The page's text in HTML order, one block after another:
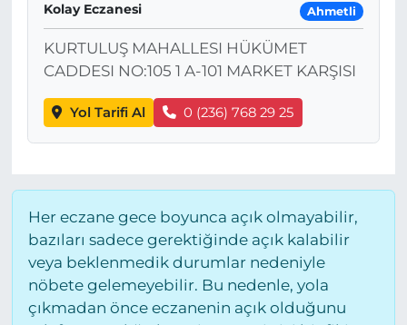
Kolay Eczanesi Ahmetli
KURTULUŞ MAHALLESI HÜKÜMET
CADDESI NO:105 1 A-101 MARKET KARŞISI
Yol Tarifi Al 0 (236) 768 29 25
Her eczane gece boyunca açık olmayabilir,
bazıları sadece gerektiğinde açık kalabilir
veya beklenmedik durumlar nedeniyle
nöbete gelemeyebilir. Bu nedenle, yola
çıkmadan önce eczanenin açık olduğunu